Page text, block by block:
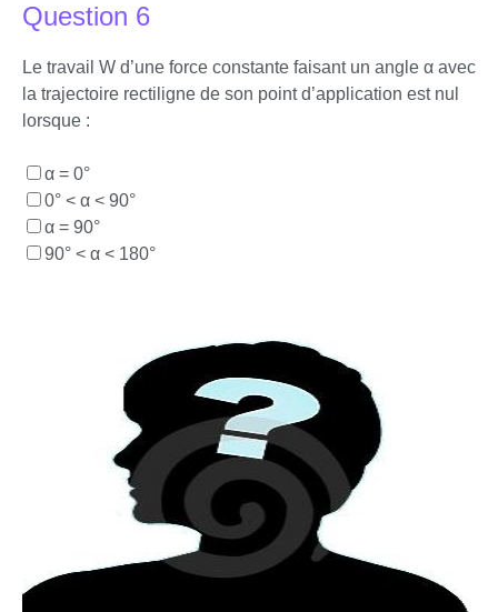
Question 6
Le travail W d’une force constante faisant un angle α avec
la trajectoire rectiligne de son point d’application est nul
lorsque :
α = 0°
0° < α < 90°
α = 90°
90° < α < 180°